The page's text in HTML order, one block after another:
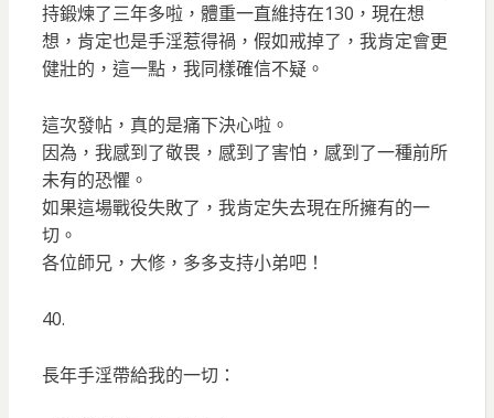
持鍛煉了三年多啦，體重一直維持在130，現在想
想，肯定也是手淫惹得禍，假如戒掉了，我肯定會更
健壯的，這一點，我同樣確信不疑。
這次發帖，真的是痛下決心啦。
因為，我感到了敬畏，感到了害怕，感到了一種前所
未有的恐懼。
如果這場戰役失敗了，我肯定失去現在所擁有的一
切。
各位師兄，大修，多多支持小弟吧！
40.
長年手淫帶給我的一切：